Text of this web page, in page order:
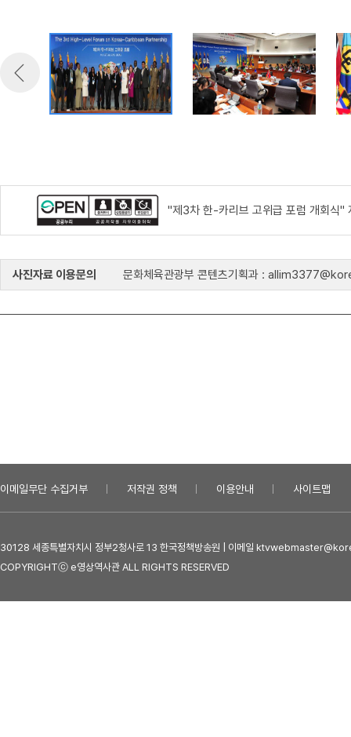
"제3차 한-카리브 고위급 포럼 개회식"
사진자료 이용문의 문화체육관광부 콘텐츠기획과 :
이메일무단 수집거부 저작권 정책 이용안내 사이트맵
30128 세종특별자치시 정부2청사로 13 한국정책방송원 | 이메일
COPYRIGHTⓒ e영상역사관 ALL RIGHTS RESERVED